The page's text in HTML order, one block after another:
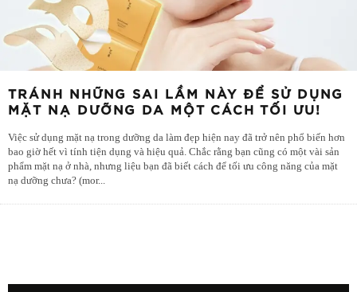
TRÁNH NHỮNG SAI LẦM NÀY ĐỂ SỬ DỤNG
MẶT NẠ DƯỠNG DA MỘT CÁCH TỐI ƯU!
Việc sử dụng mặt nạ trong dưỡng da làm đẹp hiện nay đã trở nên phổ biến hơn
bao giờ hết vì tính tiện dụng và hiệu quả. Chắc rằng bạn cũng có một vài sản
phẩm mặt nạ ở nhà, nhưng liệu bạn đã biết cách để tối ưu công năng của mặt
nạ dưỡng chưa? (mor...